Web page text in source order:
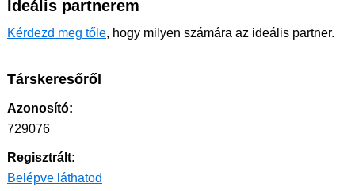
Ideális partnerem
Kérdezd meg tőle, hogy milyen számára az ideális partner.
Társkeresőről
Azonosító:
729076
Regisztrált:
Belépve láthatod